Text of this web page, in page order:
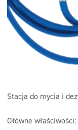
Dezynfekcja
Linia
Dozowniki
Stacja do mycia i
Główne właściwości: